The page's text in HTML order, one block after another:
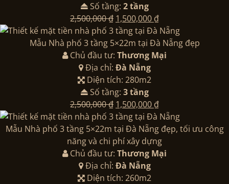
Số tầng: 2 tầng
2,500,000₫ Giá
gốc
là:
2,500,000 ₫.
1,500,000 ₫Giá
hiện
tại
là:
Mẫu Nhà phố 3 tầng 5×22m tại Đà Nẵng đẹp
Chủ đầu tư: Thương Mại
Địa chỉ: Đà Nẵng
Diện tích: 280m2
Số tầng: 3 tầng
2,500,000₫ Giá
gốc
là:
2,500,000 ₫.
1,500,000 ₫Giá
hiện
tại
là:
1,500,000 ₫.
Mẫu Nhà phố 3 tầng 5×22m tại Đà Nẵng đẹp, tối ưu công
năng và chi phí xây dựng
Chủ đầu tư: Thương Mại
Địa chỉ: Đà Nẵng
Diện tích: 260m2